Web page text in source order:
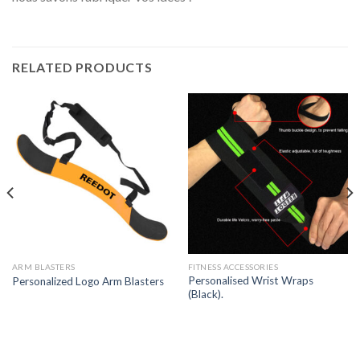
RELATED PRODUCTS
ARM BLASTERS
Personalized Logo Arm Blasters
FITNESS ACCESSORIES
Personalised Wrist Wraps
(Black).